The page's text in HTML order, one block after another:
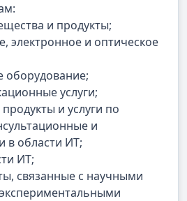
и продукты;
электронное и оптическое
оборудование;
услуги;
и услуги по
и
в области ИТ;
ИТ;
связанные с научными